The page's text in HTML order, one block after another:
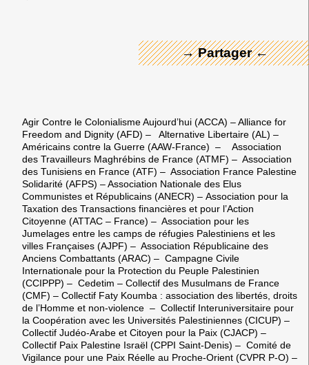
→ Partager ←
Agir Contre le Colonialisme Aujourd’hui (ACCA) – Alliance for
Freedom and Dignity (AFD) – Alternative Libertaire (AL) –
Américains contre la Guerre (AAW-France) – Association
des Travailleurs Maghrébins de France (ATMF) – Association
des Tunisiens en France (ATF) – Association France Palestine
Solidarité (AFPS) – Association Nationale des Elus
Communistes et Républicains (ANECR) – Association pour la
Taxation des Transactions financières et pour l’Action
Citoyenne (ATTAC – France) – Association pour les
Jumelages entre les camps de réfugies Palestiniens et les
villes Françaises (AJPF) – Association Républicaine des
Anciens Combattants (ARAC) – Campagne Civile
Internationale pour la Protection du Peuple Palestinien
(CCIPPP) – Cedetim – Collectif des Musulmans de France
(CMF) – Collectif Faty Koumba : association des libertés, droits
de l’Homme et non-violence – Collectif Interuniversitaire pour
la Coopération avec les Universités Palestiniennes (CICUP) –
Collectif Judéo-Arabe et Citoyen pour la Paix (CJACP) –
Collectif Paix Palestine Israël (CPPI Saint-Denis) – Comité de
Vigilance pour une Paix Réelle au Proche-Orient (CVPR P-O) –